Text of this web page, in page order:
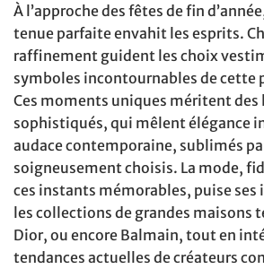
À l’approche des fêtes de fin
tenue parfaite envahit les esprits.
raffinement guident les choix
symboles incontournables de cette
Ces moments uniques méritent des
sophistiqués, qui mêlent élégance
audace contemporaine, sublimés
soigneusement choisis. La mode,
ces instants mémorables, puise ses
les collections de grandes maisons
Dior, ou encore Balmain, tout en
tendances actuelles de créateurs